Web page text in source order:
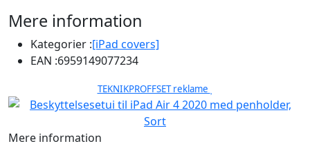
Mere information
Kategorier :[iPad covers]
EAN :6959149077234
TEKNIKPROFFSET reklame
Mere information